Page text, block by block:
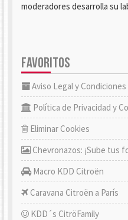
moderadores desarrolla su
FAVORITOS
Aviso Legal y
Política de Privacidad y
Eliminar Cookies
Chevronazos: ¡Sube tus
Macro KDD Citroën
Caravana Citroën a París
KDD´s CitröFamily